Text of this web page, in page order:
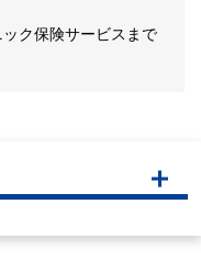
ク保険サービスまで